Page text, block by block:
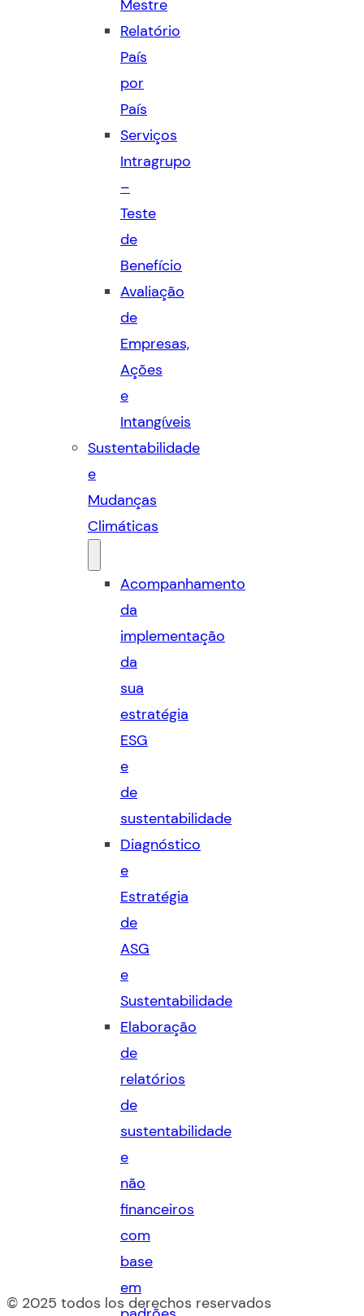
Mestre
Relatório
País
por
País
Serviços
Intragrupo
–
Teste
de
Benefício
Avaliação
de
Empresas,
Ações
e
Intangíveis
Sustentabilidade
e
Mudanças
Climáticas
Acompanhamento
da
implementação
da
sua
estratégia
ESG
e
de
sustentabilidade
Diagnóstico
e
Estratégia
de
ASG
e
Sustentabilidade
Elaboração
de
relatórios
de
sustentabilidade
e
não
financeiros
com
base
em
© 2025 todos los derechos reservados